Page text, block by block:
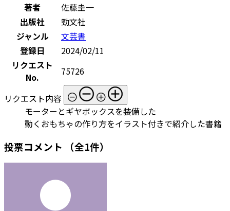
著者
佐藤圭一
出版社
勁文社
ジャンル
文芸書
登録日
2024/02/11
リクエスト
No.
75726
リクエスト内容
モーターとギヤボックスを装備した
動くおもちゃの作り方をイラスト付きで紹介した書籍
投票コメント （全1件）